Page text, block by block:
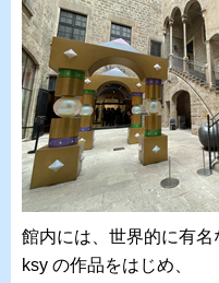
館内には、世界的に有名
ksy の作品をはじめ、